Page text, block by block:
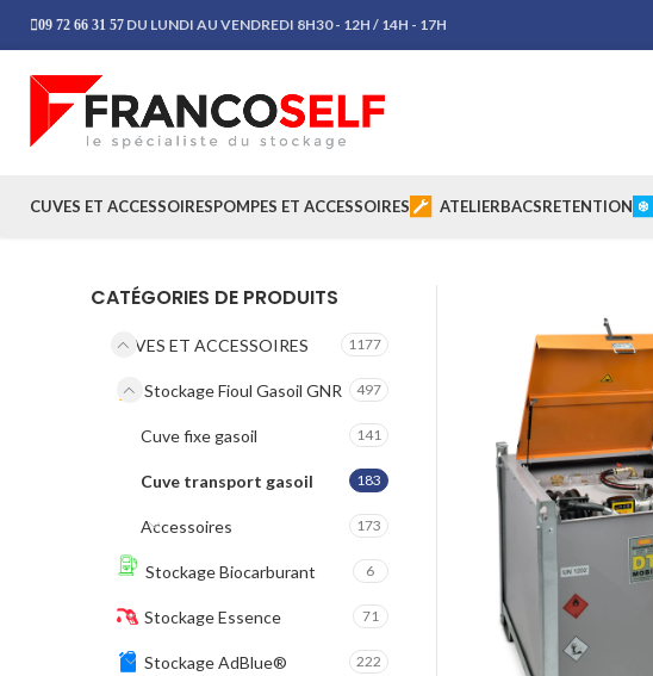
09 72 66 31 57 DU LUNDI AU VENDREDI 8H30 - 12H / 14H - 17H
CUVES ET ACCESSOIRESPOMPES ET ACCESSOIRES ATELIERBACSRETENTION
CATÉGORIES DE PRODUITS
CUVES ET ACCESSOIRES 1177
Stockage Fioul Gasoil GNR 497
Cuve fixe gasoil 141
Cuve transport gasoil 183
Accessoires 173
Stockage Biocarburant 6
Stockage Essence 71
Stockage AdBlue® 222